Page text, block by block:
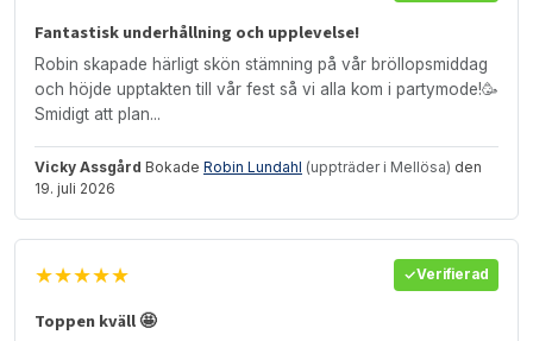
Fantastisk underhållning och upplevelse!
Robin skapade härligt skön stämning på vår bröllopsmiddag
och höjde upptakten till vår fest så vi alla kom i partymode!🥳
Smidigt att plan...
Vicky Assgård Bokade Robin Lundahl (uppträder i Mellösa) den
19. juli 2026
★★★★★ Verifierad
Toppen kväll 🤩